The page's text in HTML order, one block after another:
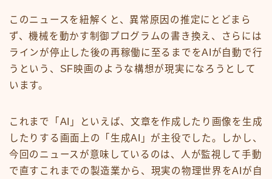
このニュースを紐解くと、異常原因の推定にとどまら
ず、機械を動かす制御プログラムの書き換え、さらには
ラインが停止した後の再稼働に至るまでをAIが自動で行
うという、SF映画のような構想が現実になろうとして
います。
これまで「AI」といえば、文章を作成したり画像を生成
したりする画面上の「生成AI」が主役でした。しかし、
今回のニュースが意味しているのは、人が監視して手動
で直すこれまでの製造業から、現実の物理世界をAIが自